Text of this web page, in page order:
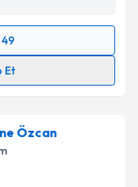
Et
bilgilendireceğiz.
Özcan